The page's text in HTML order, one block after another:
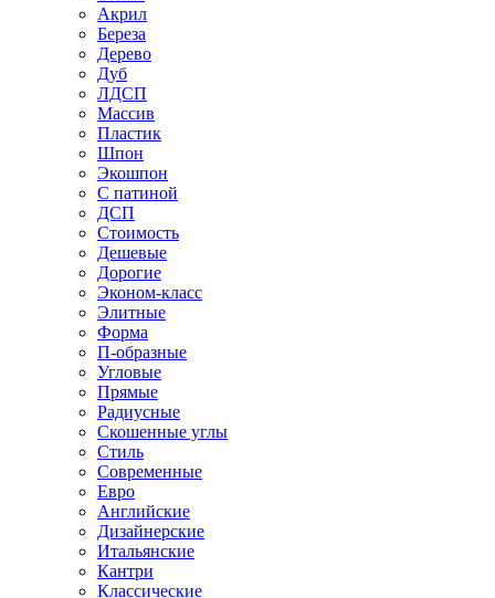
Акрил
Береза
Дерево
Дуб
ЛДСП
Массив
Пластик
Шпон
Экошпон
С патиной
ДСП
Стоимость
Дешевые
Дорогие
Эконом-класс
Элитные
Форма
П-образные
Угловые
Прямые
Радиусные
Скошенные углы
Стиль
Современные
Евро
Английские
Дизайнерские
Итальянские
Кантри
Классические